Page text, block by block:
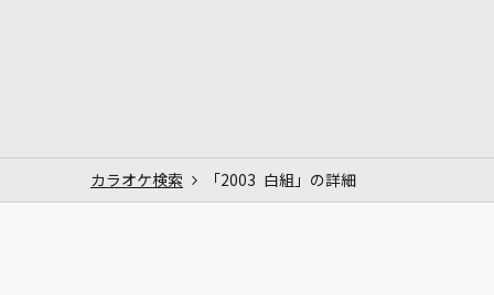
カラオケ検索 「2003 白組」の詳細